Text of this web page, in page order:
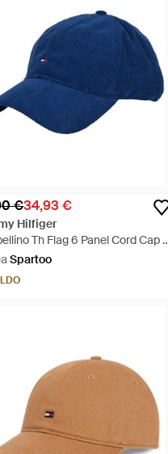
€34,93 €
Hilfiger
Th Flag 6 Panel Cord Cap -
Spartoo